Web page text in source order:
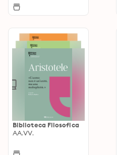
Biblioteca Filosofica
AA.VV.